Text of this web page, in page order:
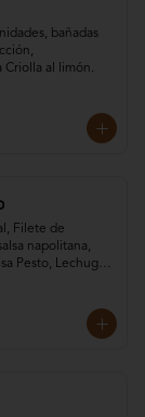
bañadas
Criolla al limón.
Filete de
napolitana,
Pesto, Lechuga